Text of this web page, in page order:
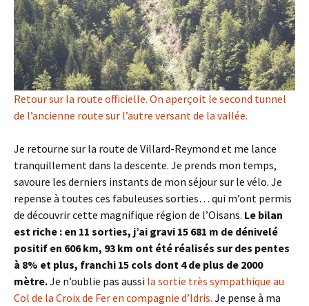
Retour sur la route officielle. On aperçoit le second tunnel
de l’ancienne route sur l’autre versant de la vallée.
Je retourne sur la route de Villard-Reymond et me lance
tranquillement dans la descente. Je prends mon temps,
savoure les derniers instants de mon séjour sur le vélo. Je
repense à toutes ces fabuleuses sorties… qui m’ont permis
de découvrir cette magnifique région de l’Oisans. Le bilan
est riche : en 11 sorties, j’ai gravi 15 681 m de dénivelé
positif en 606 km, 93 km ont été réalisés sur des pentes
à 8% et plus, franchi 15 cols dont 4 de plus de 2000
mètre.Je n’oublie pas aussi la sortie très sympathique au
Col de la Croix de Fer en compagnie d’Idris. Je pense à ma